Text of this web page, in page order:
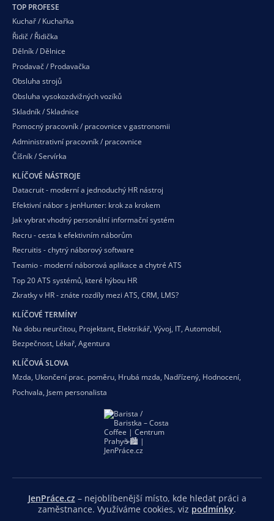
TOP PROFESE
Kuchař / Kuchařka
Řidič / Řidička
Dělník / Dělnice
Prodavač / Prodavačka
Obsluha strojů
Obsluha vysokozdvižných vozíků
Skladník / Skladnice
Pomocný pracovník / pracovnice v gastronomii
Administrativní pracovník / pracovnice
Číšník / Servírka
KLÍČOVÉ NÁSTROJE
Datacruit - moderní a jednoduchý HR nástroj
Efektivní nábor s jenHunter: krok za krokem
Jak vybrat vhodný personální informační systém
Recru - cesta k efektivním náborům
Recruitis - chytrý náborový software
Teamio - moderní náborová aplikace a chytré ATS
Top 20 ATS systémů, které hýbou HR
Zkratky v HR - znáte rozdíly mezi ATS, CRM, LMS?
KLÍČOVÉ TERMÍNY
Na dobu neurčitou, Projektant, Elektrikář, Vývoj, IT, Automobil,
Bezpečnost, Lékař, Agentura
KLÍČOVÁ SLOVA
Mzda, Ukončení prac. poměru, Hrubá mzda, Nadřízený, Hodnocení,
Pochvala, Jsem personalista
JenPráce.cz– nejoblíbenější místo, kde hledat práci a
zaměstnance. Využíváme cookies, viz podmínky.